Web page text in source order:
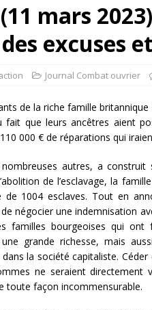
mars
excuses
Journal Combat ouvrier
de la riche famille
fait que leurs ancêtres aient
000 € de réparations qui
autres, a construit
de l’esclavage, la
de 1004 esclaves. Tout en
négocier une indemnisation
familles bourgeoises qui ont
grande richesse, mais
la société capitaliste.
ne seraient
toute façon incommensurable.